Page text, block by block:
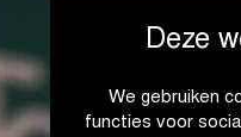
Deze
We gebruiken
functies voor